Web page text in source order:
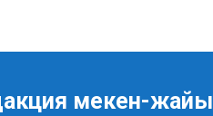
мекен-жайы